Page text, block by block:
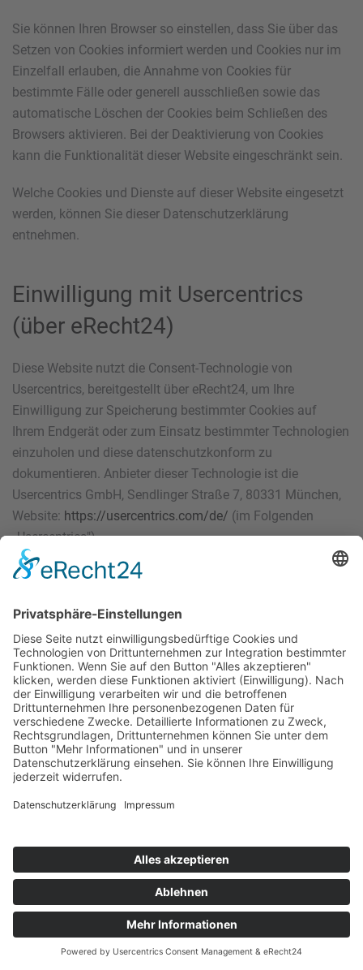
Sie können Ihren Browser so einstellen, dass Sie über das
Setzen von Cookies informiert werden und Cookies nur im
Einzelfall erlauben, die Annahme von Cookies für
bestimmte Fälle oder generell ausschließen sowie das
automatische Löschen der Cookies beim Schließen des
Browsers aktivieren. Bei der Deaktivierung von Cookies
kann die Funktionalität dieser Website eingeschränkt sein.
Welche Cookies und Dienste auf dieser Website eingesetzt
werden, können Sie dieser Datenschutzerklärung
entnehmen.
Einwilligung mit Usercentrics
(über eRecht24)
Diese Website nutzt die Consent-Technologie von
Usercentrics, bereitgestellt über eRecht24, um Ihre
Einwilligung zur Speicherung bestimmter Cookies auf
Ihrem Endgerät oder zum Einsatz bestimmter Technologien
einzuholen und diese datenschutzkonform zu
dokumentieren. Anbieter dieser Technologie ist die
Usercentrics GmbH, Sendlinger Straße 7, 80331 München,
Website: https://usercentrics.com/de/ (im Folgenden
„Usercentrics").
Wenn Sie unsere Website betreten, werden folgende
Ihre Einwilligung(en) bzw. der Widerruf Ihrer
Einwilligung(en)
Ihre IP-Adresse
Informationen über Ihren Browser
Informationen über Ihr Endgerät
Zeitpunkt Ihres Besuchs auf der Website
Geolocation
werden gespeichert, bis Sie uns zur Löschung auffordern,
das Usercentrics-Cookie selbst löschen oder der Zweck für
die Datenspeicherung entfällt. Zwingende gesetzliche
Aufbewahrungspflichten bleiben unberührt.
Das Usercentrics-Banner auf dieser Website wurde mit Hilfe
Termin